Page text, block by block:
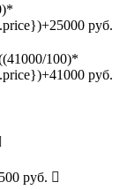
руб.
100)*
руб.
руб.